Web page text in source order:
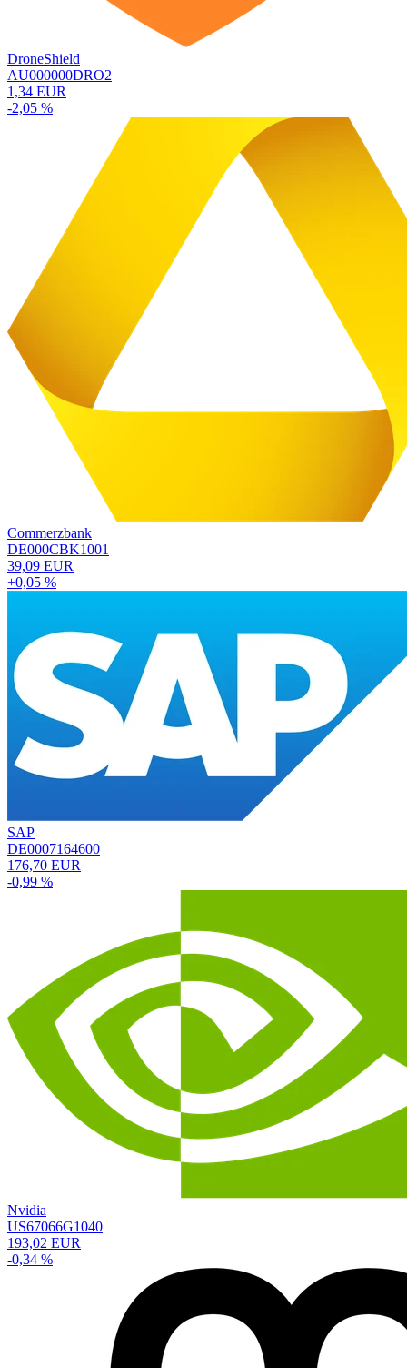
DroneShield
AU000000DRO2
1,34 EUR
-2,05 %
Commerzbank
DE000CBK1001
39,09 EUR
+0,05 %
SAP
DE0007164600
176,70 EUR
-0,99 %
Nvidia
US67066G1040
193,02 EUR
-0,34 %